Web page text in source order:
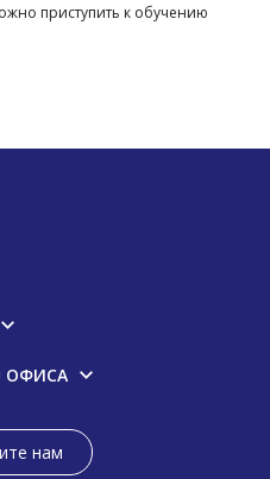
приступить к обучению
ОФИСА
нам